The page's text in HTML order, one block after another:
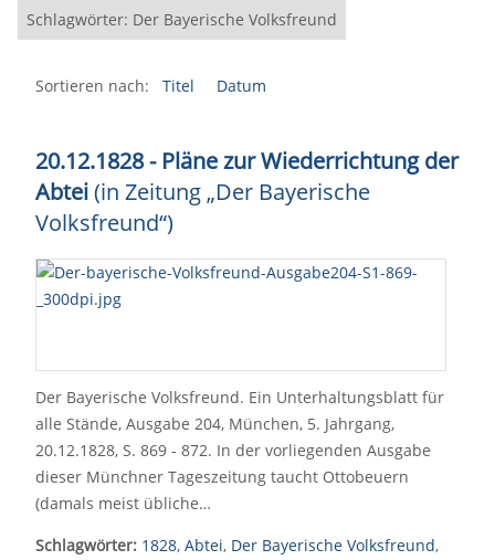
Schlagwörter: Der Bayerische Volksfreund
Sortieren nach: Titel Datum
20.12.1828 - Pläne zur Wiederrichtung der
Abtei(in Zeitung „Der Bayerische
Volksfreund“)
Der Bayerische Volksfreund. Ein Unterhaltungsblatt für
alle Stände, Ausgabe 204, München, 5. Jahrgang,
20.12.1828, S. 869 - 872. In der vorliegenden Ausgabe
dieser Münchner Tageszeitung taucht Ottobeuern
(damals meist übliche…
Schlagwörter: 1828, Abtei, Der Bayerische Volksfreund,